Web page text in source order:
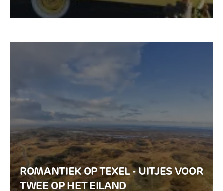
ROMANTIEK OP TEXEL - UITJES VOOR
TWEE OP HET EILAND